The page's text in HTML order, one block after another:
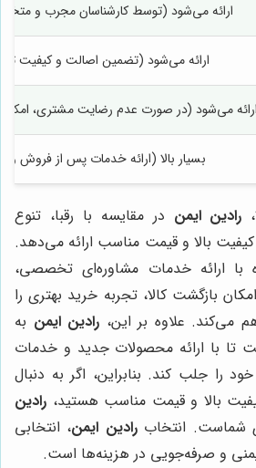
ارائه می‌شود (توسط کارشناسان مجرب و
ارائه می‌شود (تضمین اصالت و کیفیت
ارائه می‌شود (در صورت عدم رضایت مشتری، امکان
بسیار بالا (ارائه خدمات پس از فروش و
رادین ایمن در مقایسه با رقبا، تنوع
بالا و قیمت مناسب ارائه می‌دهد.
با ارائه خدمات مشاوره‌ای تخصصی،
بازگشت کالا، تجربه خرید بهتری را
می‌کند. علاوه بر این، رادین ایمن به
تا با ارائه محصولات جدید و خدمات
را جلب کند. بنابراین، اگر به دنبال
بالا و قیمت مناسب هستید، رادین
شماست. انتخابرادین ایمن، انتخابی
و صرفه‌جویی در هزینه‌ها است.